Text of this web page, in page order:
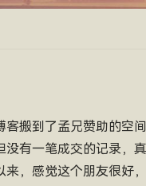
客搬到了孟兄赞助的空
没有一笔成交的记录，
来，感觉这个朋友很好